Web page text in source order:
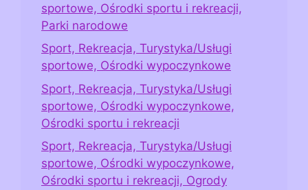
sportowe, Ośrodki sportu i rekreacji,
Parki narodowe
Sport, Rekreacja, Turystyka/Usługi
sportowe, Ośrodki wypoczynkowe
Sport, Rekreacja, Turystyka/Usługi
sportowe, Ośrodki wypoczynkowe,
Ośrodki sportu i rekreacji
Sport, Rekreacja, Turystyka/Usługi
sportowe, Ośrodki wypoczynkowe,
Ośrodki sportu i rekreacji, Ogrody